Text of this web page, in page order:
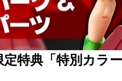
特典「特別カラ